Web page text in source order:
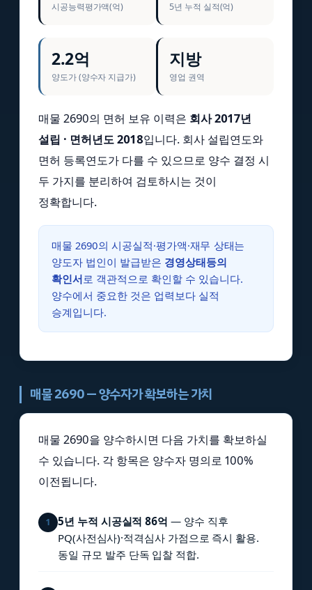
시공능력평가액(억) 5년 누적 실적(억)
2.2억
양도가 (양수자 지급가)
지방
영업 권역
매물 2690의 면허 보유 이력은 회사 2017년
설립 · 면허년도 2018입니다. 회사 설립연도와
면허 등록연도가 다를 수 있으므로 양수 결정 시
두 가지를 분리하여 검토하시는 것이
정확합니다.
매물 2690의 시공실적·평가액·재무 상태는
양도자 법인이 발급받은 경영상태등의
확인서로 객관적으로 확인할 수 있습니다.
양수에서 중요한 것은 업력보다 실적
승계입니다.
매물 2690 — 양수자가 확보하는 가치
매물 2690을 양수하시면 다음 가치를 확보하실
수 있습니다. 각 항목은 양수자 명의로 100%
이전됩니다.
1 5년 누적 시공실적 86억 — 양수 직후
PQ(사전심사)·적격심사 가점으로 즉시 활용.
동일 규모 발주 단독 입찰 적합.